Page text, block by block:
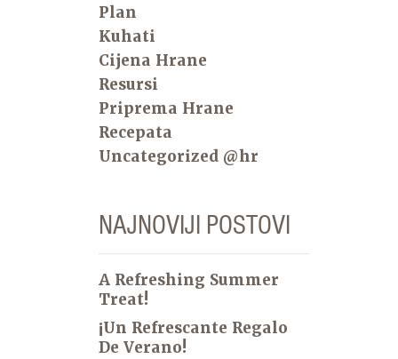
Plan
Kuhati
Cijena Hrane
Resursi
Priprema Hrane
Recepata
Uncategorized @hr
NAJNOVIJI POSTOVI
A Refreshing Summer
Treat!
¡Un Refrescante Regalo
De Verano!